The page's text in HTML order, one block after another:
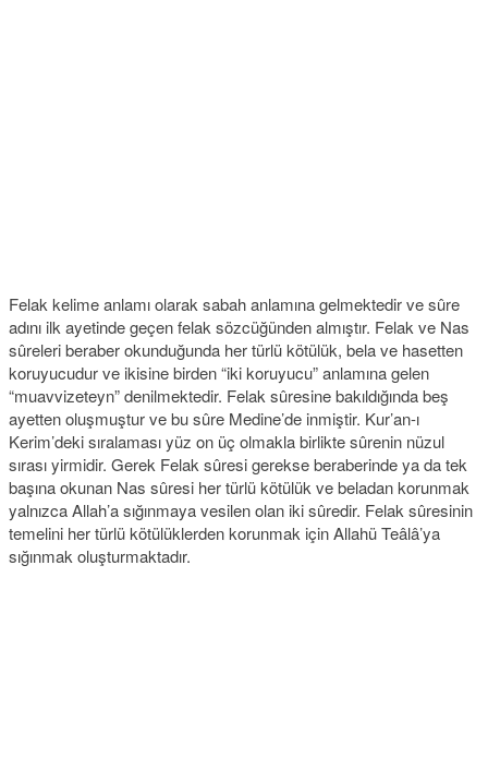
Felak kelime anlamı olarak sabah anlamına gelmektedir ve sûre
adını ilk ayetinde geçen felak sözcüğünden almıştır. Felak ve Nas
sûreleri beraber okunduğunda her türlü kötülük, bela ve hasetten
koruyucudur ve ikisine birden “iki koruyucu” anlamına gelen
“muavvizeteyn” denilmektedir. Felak sûresine bakıldığında beş
ayetten oluşmuştur ve bu sûre Medine’de inmiştir. Kur’an-ı
Kerim’deki sıralaması yüz on üç olmakla birlikte sûrenin nüzul
sırası yirmidir. Gerek Felak sûresi gerekse beraberinde ya da tek
başına okunan Nas sûresi her türlü kötülük ve beladan korunmak
yalnızca Allah’a sığınmaya vesilen olan iki sûredir. Felak sûresinin
temelini her türlü kötülüklerden korunmak için Allahü Teâlâ’ya
sığınmak oluşturmaktadır.